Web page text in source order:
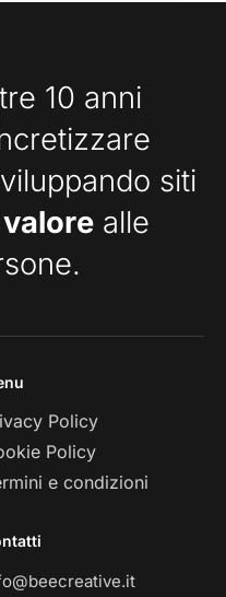
10 anni
siti
alle
Policy
Policy
e condizioni